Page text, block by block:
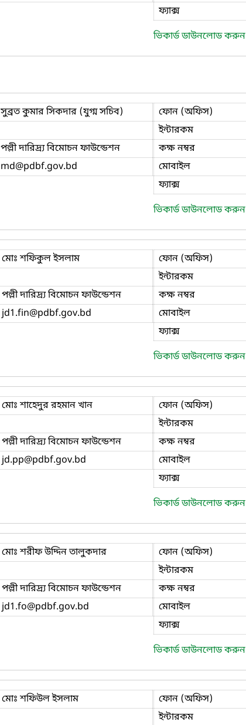
ফ্যাক্স
ভিকার্ড ডাউনলোড করুন
সুব্রত কুমার সিকদার (যুগ্ম সচিব)
পল্লী দারিদ্র্য বিমোচন ফাউন্ডেশন
md@pdbf.gov.bd
ফোন (অফিস)
ইন্টারকম
কক্ষ নম্বর
মোবাইল
ফ্যাক্স
ভিকার্ড ডাউনলোড করুন
মোঃ শফিকুল ইসলাম
পল্লী দারিদ্র্য বিমোচন ফাউন্ডেশন
jd1.fin@pdbf.gov.bd
ফোন (অফিস)
ইন্টারকম
কক্ষ নম্বর
মোবাইল
ফ্যাক্স
ভিকার্ড ডাউনলোড করুন
মোঃ শাহেদুর রহমান খান
পল্লী দারিদ্র্য বিমোচন ফাউন্ডেশন
jd.pp@pdbf.gov.bd
ফোন (অফিস)
ইন্টারকম
কক্ষ নম্বর
মোবাইল
ফ্যাক্স
ভিকার্ড ডাউনলোড করুন
মোঃ শরীফ উদ্দিন তালুকদার
পল্লী দারিদ্র্য বিমোচন ফাউন্ডেশন
jd1.fo@pdbf.gov.bd
ফোন (অফিস)
ইন্টারকম
কক্ষ নম্বর
মোবাইল
ফ্যাক্স
ভিকার্ড ডাউনলোড করুন
মোঃ শফিউল ইসলাম
ফোন (অফিস)
ইন্টারকম